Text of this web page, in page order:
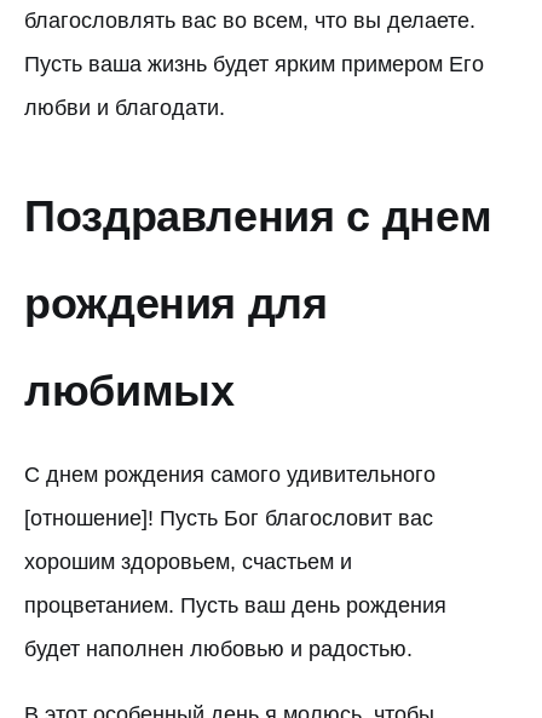
благословлять вас во всем, что вы делаете.
Пусть ваша жизнь будет ярким примером Его
любви и благодати.
Поздравления с днем
рождения для
любимых
С днем рождения самого удивительного
[отношение]! Пусть Бог благословит вас
хорошим здоровьем, счастьем и
процветанием. Пусть ваш день рождения
будет наполнен любовью и радостью.